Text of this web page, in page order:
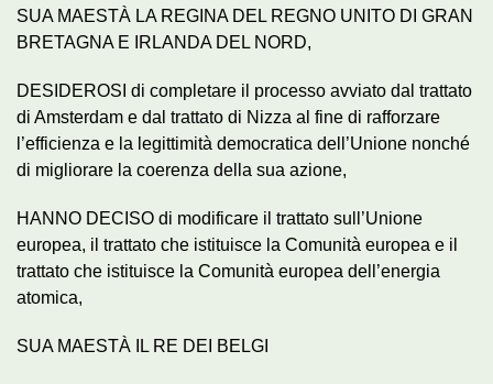
SUA MAESTÀ LA REGINA DEL REGNO UNITO DI GRAN
BRETAGNA E IRLANDA DEL NORD,
DESIDEROSI di completare il processo avviato dal trattato
di Amsterdam e dal trattato di Nizza al fine di rafforzare
l’efficienza e la legittimità democratica dell’Unione nonché
di migliorare la coerenza della sua azione,
HANNO DECISO di modificare il trattato sull’Unione
europea, il trattato che istituisce la Comunità europea e il
trattato che istituisce la Comunità europea dell’energia
atomica,
SUA MAESTÀ IL RE DEI BELGI